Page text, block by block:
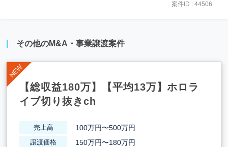
案件ID : 44506
その他のM&A・事業譲渡案件
【総収益180万】【平均13万】ホロラ
イブ切り抜きch
売上高 100万円〜500万円
譲渡価格 150万円〜180万円